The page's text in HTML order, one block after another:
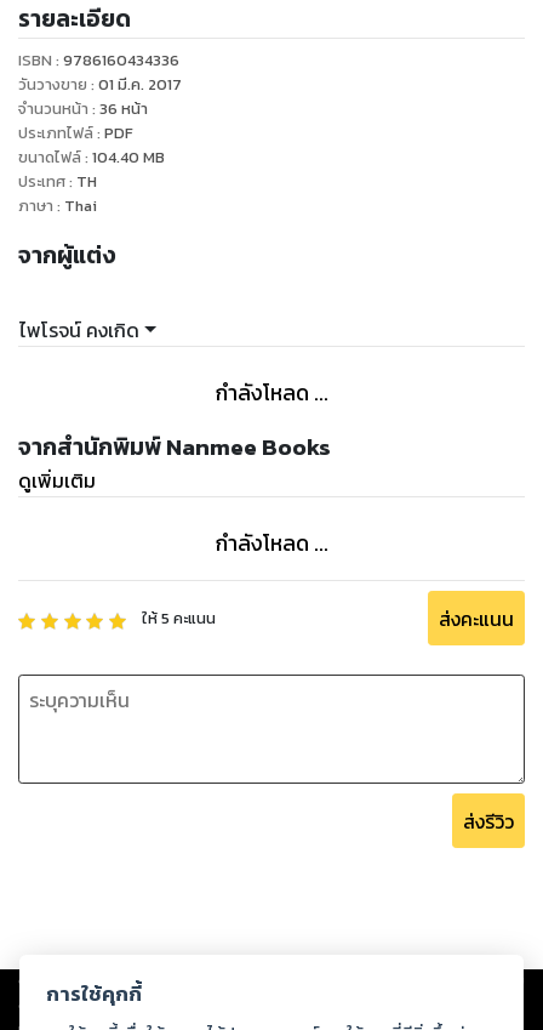
"
รายละเอียด
ISBN : 9786160434336
วันวางขาย : 01 มี.ค. 2017
จำนวนหน้า : 36 หน้า
ประเภทไฟล์: PDF
ขนาดไฟล์: 104.40 MB
ประเทศ: TH
ภาษา : Thai
จากผู้แต่ง
ไพโรจน์ คงเกิด
กำลังโหลด ...
จากสำนักพิมพ์ Nanmee Books
ดูเพิ่มเติม
กำลังโหลด ...
ให้5 คะแนน ส่งคะแนน
ส่งรีวิว
Copyright © 2026
ต่อผลงานหรือเนื้อหาใดที่อัปโหลดผ่านเว็บไซต์และปรากฏว่าละเมิดสิทธิใน
การใช้คุกกี้